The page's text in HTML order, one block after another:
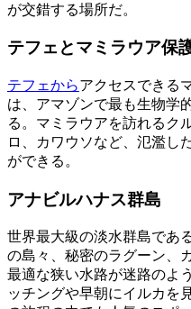
が交錯する場所だ。
テフェとマミラウア保
テフェからアクセスできる
は、アマゾンで最も生物学
る。マミラウアを訪れるク
ロ、カワウソなど、氾濫し
ができる。
アナビルハナス群島
世界最大級の淡水群島であ
の島々、秘密のラグーン、
最適な狭い水路が迷路のよ
ッチングや早朝にイルカを